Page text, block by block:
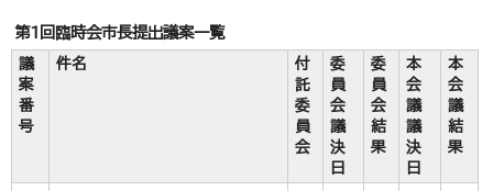
第1回臨時会市長提出議案一覧
議
案
番
号
件名
付
託
委
員
会
委
員
会
議
決
日
委
員
会
結
果
本
会
議
議
決
日
本
会
議
結
果